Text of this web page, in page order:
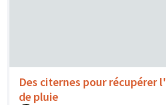
Des citernes pour récupérer
de pluie